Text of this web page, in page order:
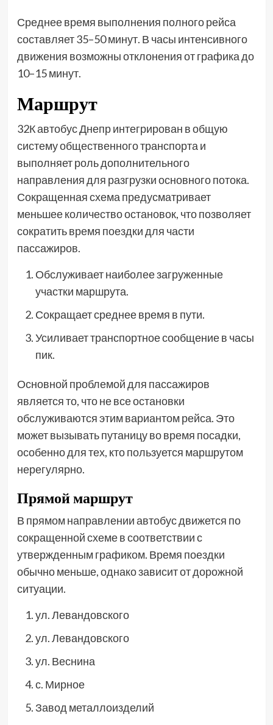
Среднее время выполнения полного рейса
составляет 35–50 минут. В часы интенсивного
движения возможны отклонения от графика до
10–15 минут.
Маршрут
32К автобус Днепр интегрирован в общую
систему общественного транспорта и
выполняет роль дополнительного
направления для разгрузки основного потока.
Сокращенная схема предусматривает
меньшее количество остановок, что позволяет
сократить время поездки для части
пассажиров.
Обслуживает наиболее загруженные
участки маршрута.
Сокращает среднее время в пути.
Усиливает транспортное сообщение в часы
пик.
Основной проблемой для пассажиров
является то, что не все остановки
обслуживаются этим вариантом рейса. Это
может вызывать путаницу во время посадки,
особенно для тех, кто пользуется маршрутом
нерегулярно.
Прямой маршрут
В прямом направлении автобус движется по
сокращенной схеме в соответствии с
утвержденным графиком. Время поездки
обычно меньше, однако зависит от дорожной
ситуации.
ул. Левандовского
ул. Левандовского
ул. Веснина
с. Мирное
Завод металлоизделий